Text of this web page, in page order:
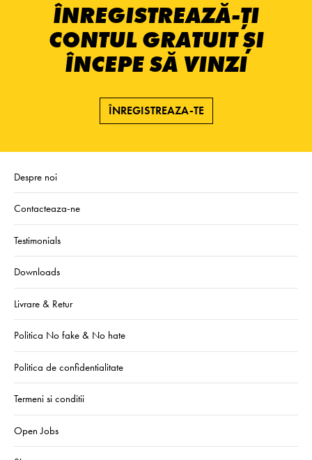
ÎNREGISTREAZĂ-ȚI
CONTUL GRATUIT ȘI
ÎNCEPE SĂ VINZI
ÎNREGISTREAZA-TE
Despre noi
Contacteaza-ne
Testimonials
Downloads
Livrare & Retur
Politica No fake & No hate
Politica de confidentialitate
Termeni si conditii
Open Jobs